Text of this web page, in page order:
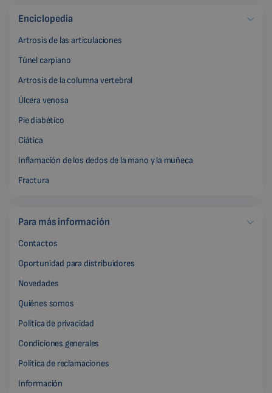
Enciclopedia
Artrosis de las articulaciones
Túnel carpiano
Artrosis de la columna vertebral
Úlcera venosa
Pie diabético
Ciática
Inflamación de los dedos de la mano y la muñeca
Fractura
Para más información
Contactos
Oportunidad para distribuidores
Novedades
Quiénes somos
Política de privacidad
Condiciones generales
Política de reclamaciones
Información